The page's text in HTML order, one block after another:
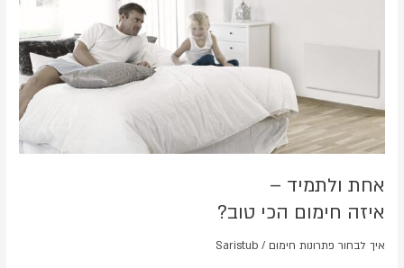
אחת ולתמיד –
איזה חימום הכי טוב?
איך לבחור פתרונות חימום /
Saristub
הכי